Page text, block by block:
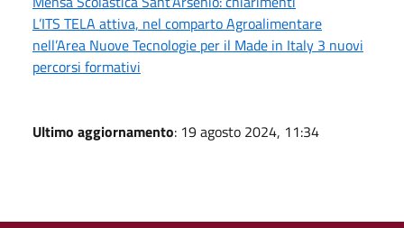
L’ITS TELA attiva, nel comparto Agroalimentare
nell’Area Nuove Tecnologie per il Made in Italy 3 nuovi
percorsi formativi
Ultimo aggiornamento: 19 agosto 2024, 11:34